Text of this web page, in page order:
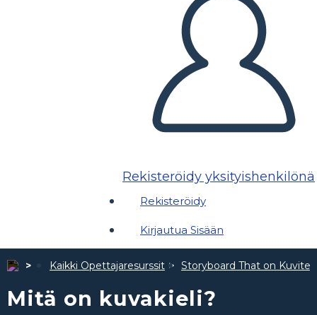
Rekisteröidy yksityishenkilönä
Rekisteröidy
Kirjautua Sisään
Kaikki Opettajaresurssit Storyboard That on
Mitä on kuvakieli?